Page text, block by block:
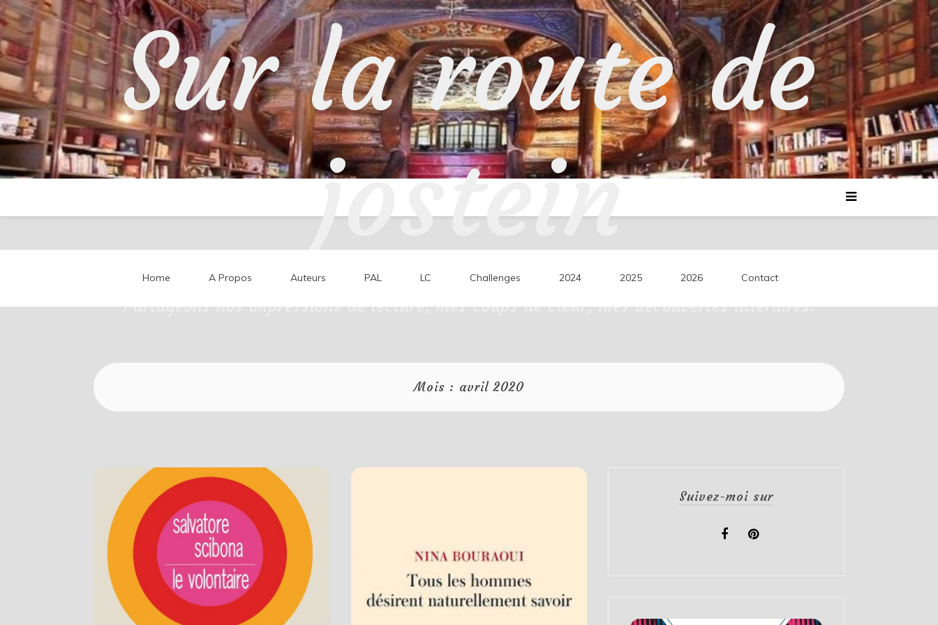
Skip
to
content
Sur la route de
jostein
Partageons nos impressions de lecture, mes coups de cœur, mes découvertes littéraires.
Home A Propos Auteurs PAL LC Challenges 2024 2025 2026 Contact
Mois : avril 2020
Suivez-moi sur